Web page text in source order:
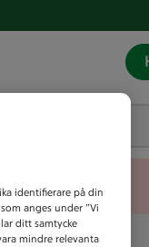
identifierare på din
anges under ”Vi
ditt samtycke
mindre relevanta